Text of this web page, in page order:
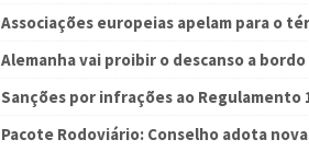
Associações europeias apelam para o
Alemanha vai proibir o descanso a bordo
Sanções por infrações ao Regulamento
Pacote Rodoviário: Conselho adota